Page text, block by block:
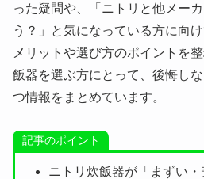
った疑問や、「ニトリと他メー
う？」と気になっている方に向
メリットや選び方のポイントを
飯器を選ぶ方にとって、後悔し
つ情報をまとめています。
記事のポイント
ニトリ炊飯器が「まずい